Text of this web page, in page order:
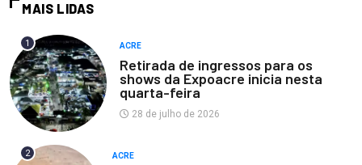
MAIS LIDAS
1 ACRE
Retirada de ingressos para os
shows da Expoacre inicia nesta
quarta-feira
28 de julho de 2026
2 ACRE